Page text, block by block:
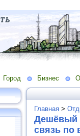
Город Бизнес
Главная >
Дешёвый
связь по